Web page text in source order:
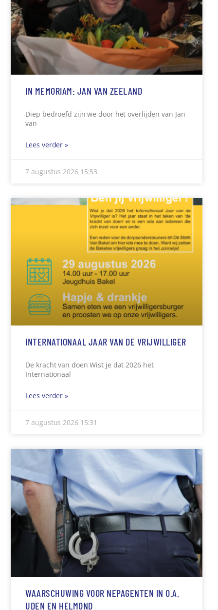
IN MEMORIAM: JAN VAN ZEELAND
Diep bedroefd zijn we door het overlijden van Jan
van
Lees verder »
7 augustus 2026 15:53
INTERNATIONAAL JAAR VAN DE VRIJWILLIGER
De kracht van doen Wist je dat 2026 het
Internationaal
Lees verder »
7 augustus 2026 15:31
WAARSCHUWING VOOR NEPAGENTEN IN O.A.
UDEN EN HELMOND